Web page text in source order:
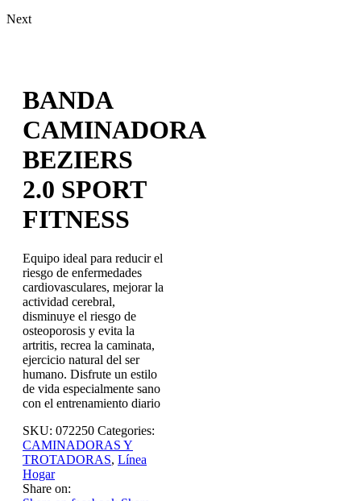
Next
BANDA
CAMINADORA
BEZIERS
2.0 SPORT
FITNESS
Equipo ideal para reducir el
riesgo de enfermedades
cardiovasculares, mejorar la
actividad cerebral,
disminuye el riesgo de
osteoporosis y evita la
artritis, recrea la caminata,
ejercicio natural del ser
humano. Disfrute un estilo
de vida especialmente sano
con el entrenamiento diario
SKU: 072250 Categories:
CAMINADORAS Y
TROTADORAS, Línea
Hogar
Share on: